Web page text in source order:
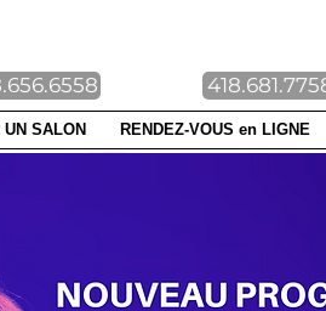
SALON RENDEZ-VOUS en LIGNE
EN